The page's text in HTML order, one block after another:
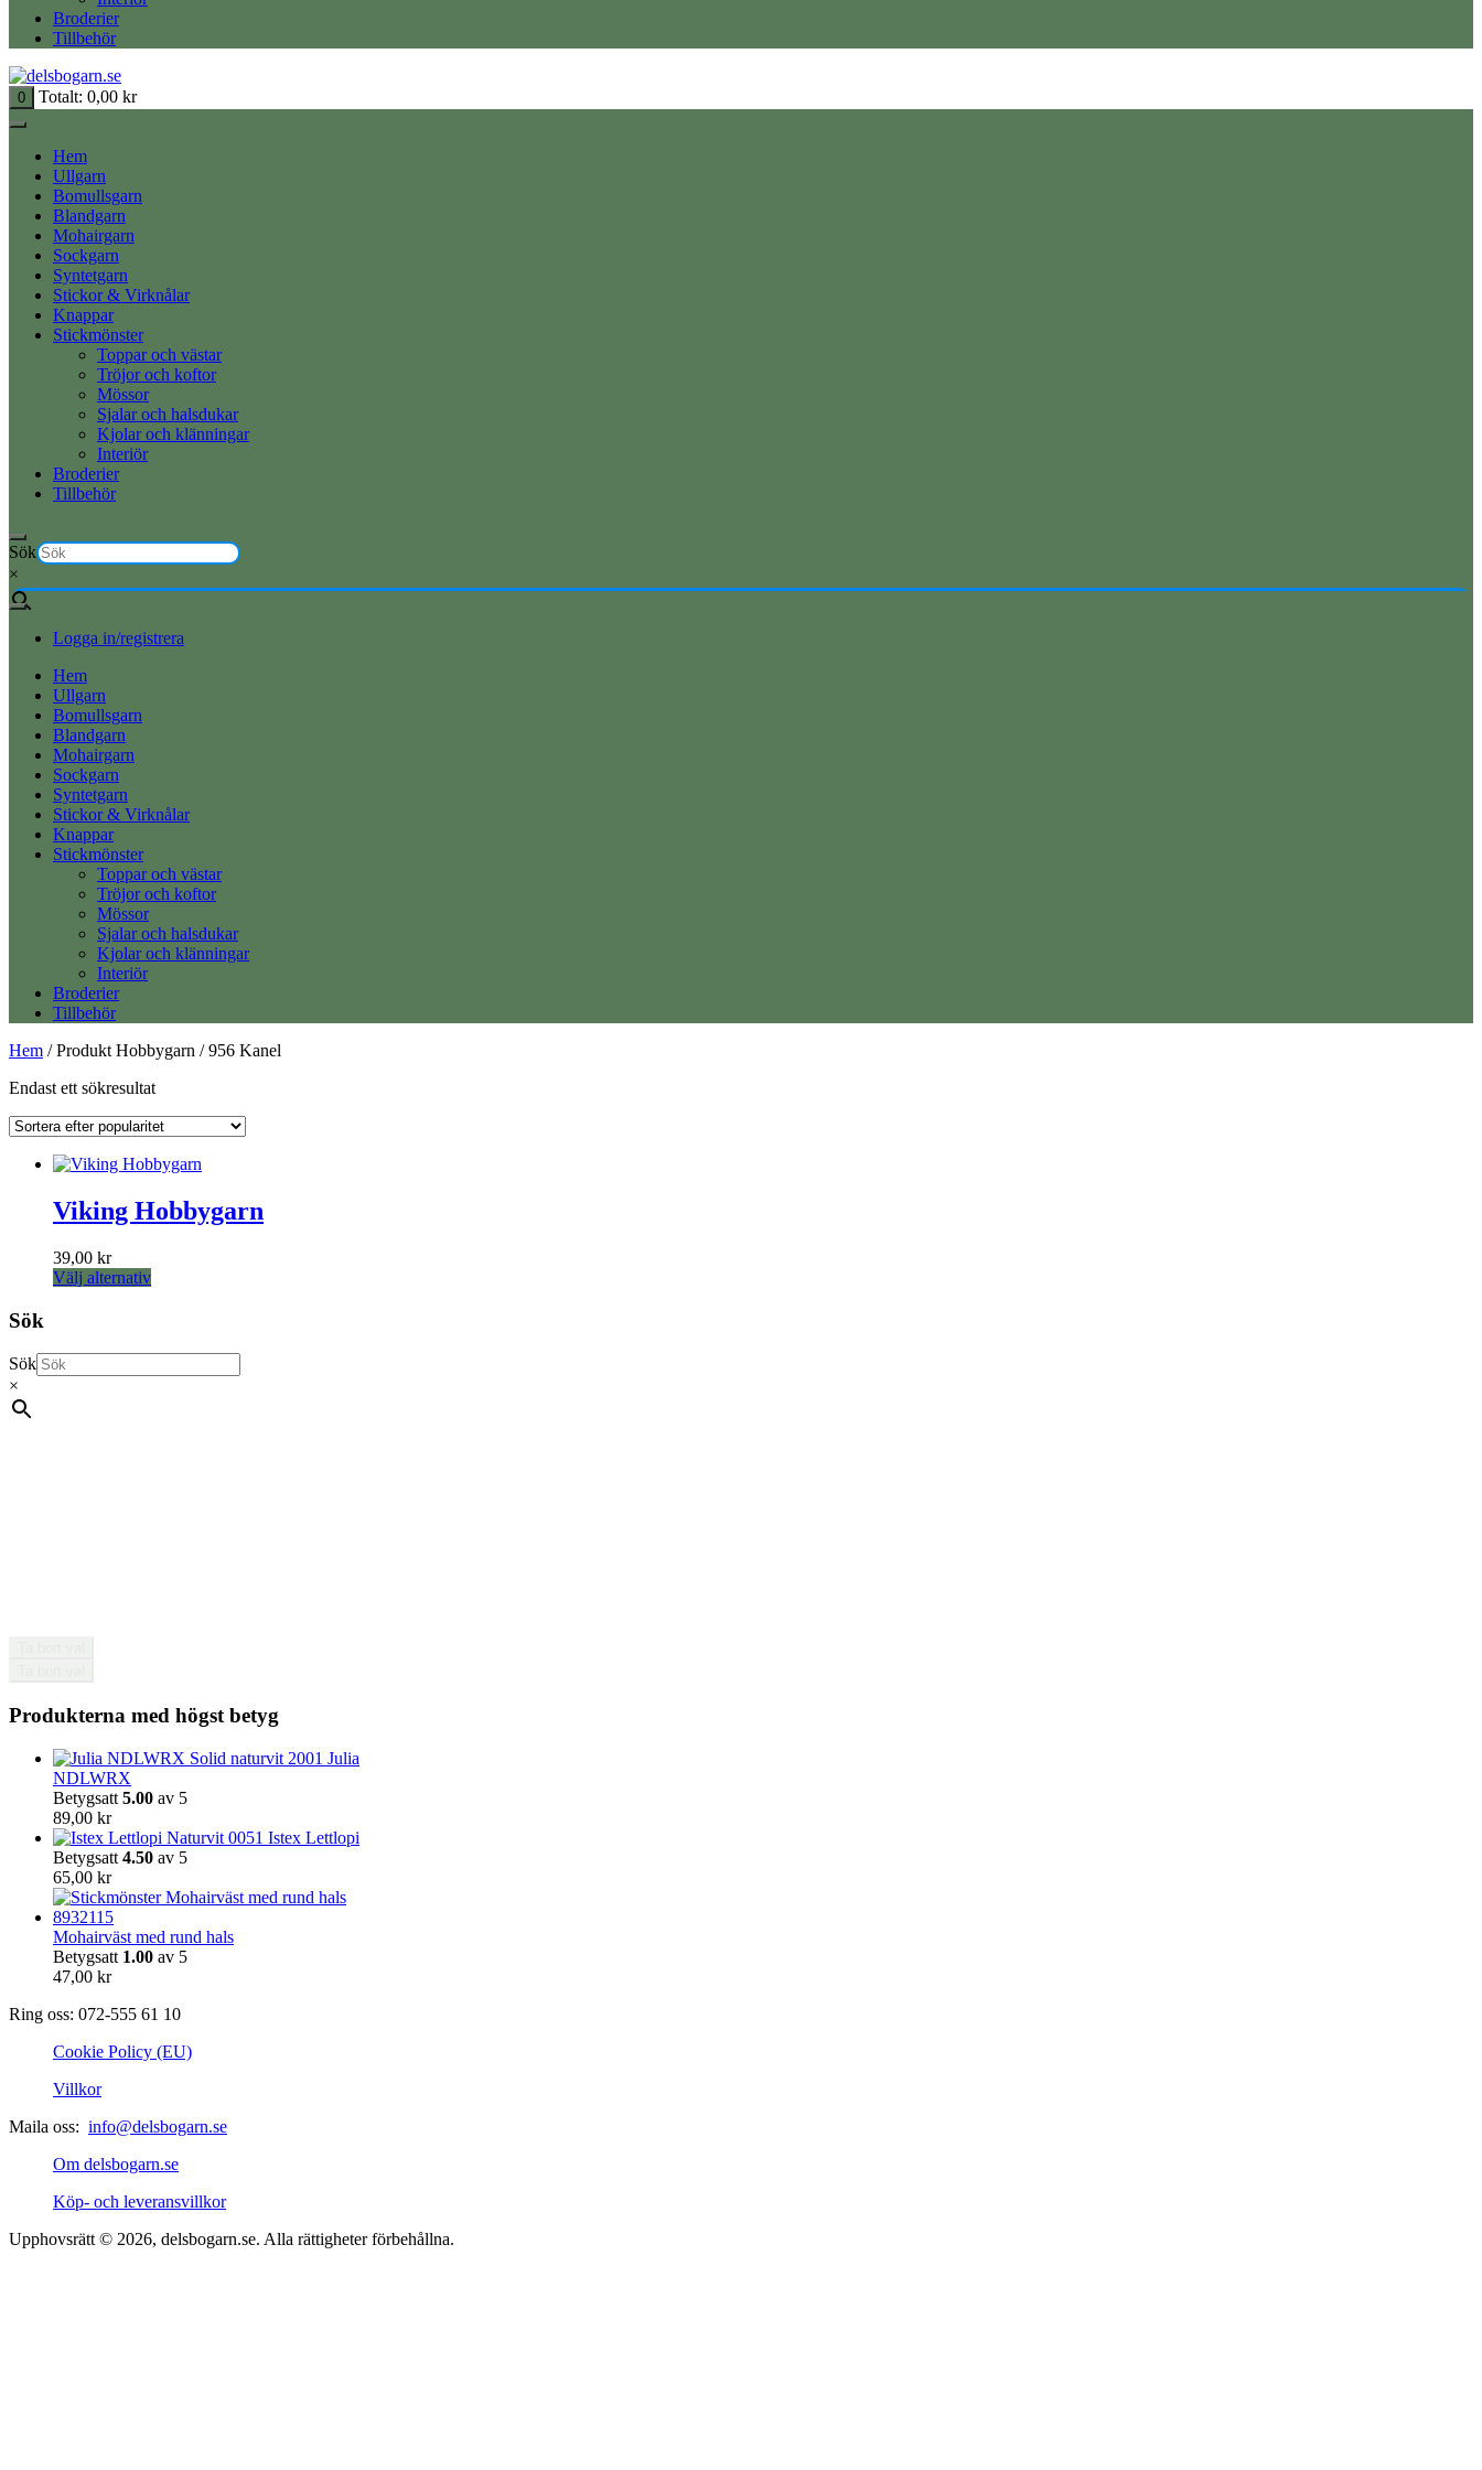
Broderier
Tillbehör
0 Totalt: 0,00 kr
Hem
Ullgarn
Bomullsgarn
Blandgarn
Mohairgarn
Sockgarn
Syntetgarn
Stickor & Virknålar
Knappar
Stickmönster
Toppar och västar
Tröjor och koftor
Mössor
Sjalar och halsdukar
Kjolar och klänningar
Interiör
Broderier
Tillbehör
Sök
×
Logga in/registrera
Hem
Ullgarn
Bomullsgarn
Blandgarn
Mohairgarn
Sockgarn
Syntetgarn
Stickor & Virknålar
Knappar
Stickmönster
Toppar och västar
Tröjor och koftor
Mössor
Sjalar och halsdukar
Kjolar och klänningar
Interiör
Broderier
Tillbehör
Hem / Produkt Hobbygarn / 956 Kanel
Endast ett sökresultat
Viking Hobbygarn
39,00 kr
Välj alternativDen
flera
varianter.
Sök
Sök
×
Produkterna med högst betyg
Julia
NDLWRX
Betygsatt 5.00 av 5
89,00 kr
Istex Lettlopi
Betygsatt 4.50 av 5
65,00 kr
Mohairväst med rund hals
Betygsatt 1.00 av 5
47,00 kr
Ring oss: 072-555 61 10
Cookie Policy (EU)
Villkor
Maila oss: info@delsbogarn.se
Om delsbogarn.se
Köp- och leveransvillkor
Upphovsrätt © 2026, delsbogarn.se. Alla rättigheter förbehållna.